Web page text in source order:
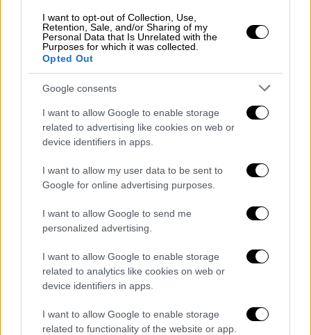
I want to opt-out of Collection, Use,
Retention, Sale, and/or Sharing of my
Personal Data that Is Unrelated with the
Purposes for which it was collected.
Opted Out
Google consents
I want to allow Google to enable storage
related to advertising like cookies on web or
device identifiers in apps.
I want to allow my user data to be sent to
Google for online advertising purposes.
I want to allow Google to send me
personalized advertising.
I want to allow Google to enable storage
related to analytics like cookies on web or
device identifiers in apps.
I want to allow Google to enable storage
related to functionality of the website or app.
και έγραψε: «Η συγκλονιστική φωτογραφία
του δικού μας, Ιωάννη Παπαγιαννάκη,
προπονητή της εφηβικής ομάδας πόλο του
ΠΑΟΚ, ο οποίος υπηρετεί στα ΕΜΑΚ. Μόνο
περηφάνια για τον δικό μας “Ήρωα”».
#PAOKfamilyΗ συγκλονιστική
φωτογραφία του δικού μας, Ιωάννη
Παπαγιαννάκη, προπονητή της
εφηβικής ομάδας πόλο του ΠΑΟΚ, ο
Μόνο περηφάνια για τον δικό μας
«Ήρωα» στα#Τέμπη!#ACPAOK
#PAOK #HereIsNorth
pic.twitter.com/239raPMfBX
— AC PAOK | Α.Σ. ΠΑΟΚ (@AC_PAOK)